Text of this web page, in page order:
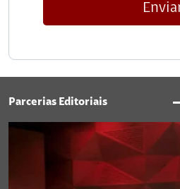
Parcerias Editoriais